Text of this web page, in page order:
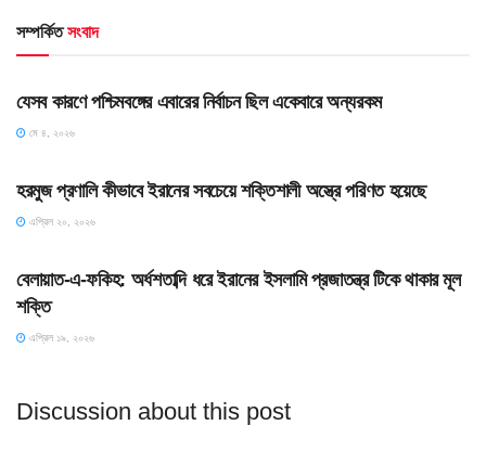
সম্পর্কিতসংবাদ
HOME POST
যেসব কারণে পশ্চিমবঙ্গের এবারের নির্বাচন ছিল একেবারে অন্যরকম
মে ৪, ২০২৬
হরমুজ প্রণালি কীভাবে ইরানের সবচেয়ে শক্তিশালী অস্ত্রে পরিণত হয়েছে
এপ্রিল ২০, ২০২৬
বেলায়াত-এ-ফকিহ: অর্ধশতাব্দি ধরে ইরানের ইসলামি প্রজাতন্ত্র টিকে থাকার মূল
শক্তি
এপ্রিল ১৯, ২০২৬
Discussion about this post